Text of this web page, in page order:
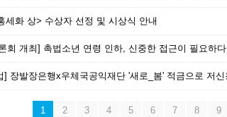
세화 상> 수상자 선정 및 시상식 안내
회 개최] 촉법소년 연령 인하, 신중한 접근이 필요하다
1 2 3 4 5 6 7 8 9